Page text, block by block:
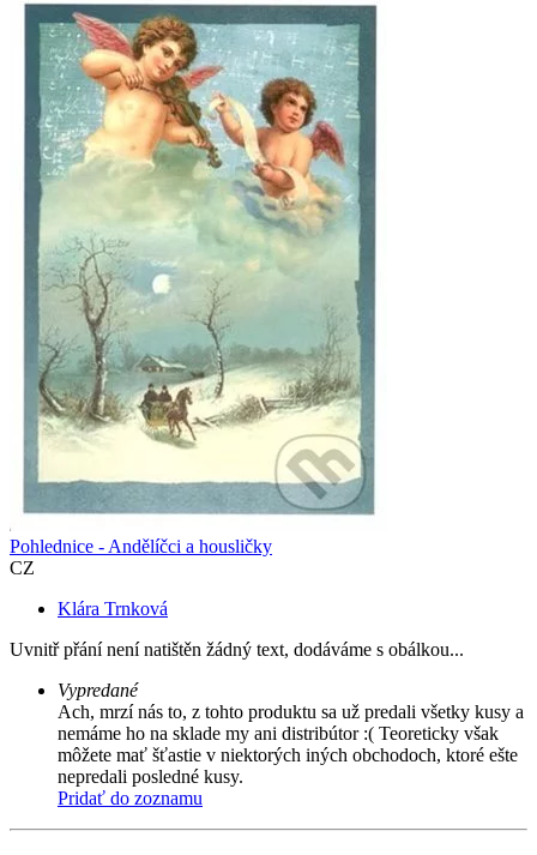
Pohlednice - Andělíčci a housličky
CZ
Klára Trnková
Uvnitř přání není natištěn žádný text, dodáváme s obálkou...
Vypredané
Ach, mrzí nás to, z tohto produktu sa už predali všetky kusy a
nemáme ho na sklade my ani distribútor :( Teoreticky však
môžete mať šťastie v niektorých iných obchodoch, ktoré ešte
nepredali posledné kusy.
Pridať do zoznamu